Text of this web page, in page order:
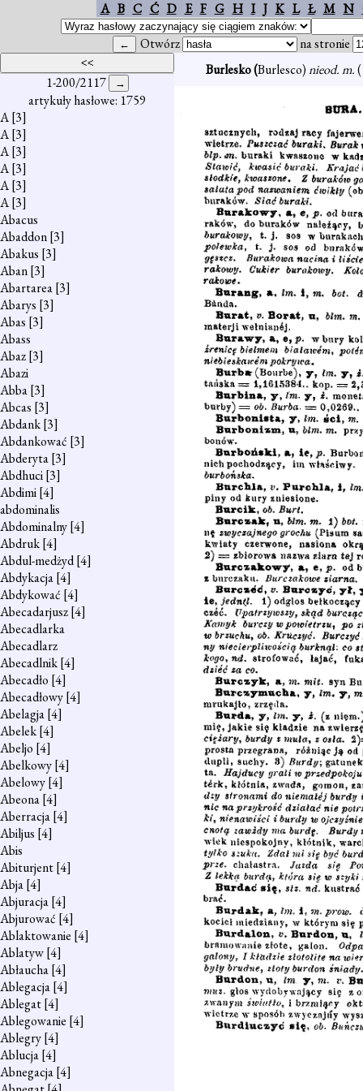
A B C Ć D E F G H I J K L Ł M N
Otwórz na stronie
1-200/2117
artykuły hasłowe: 1759
A[3]
A[3]
A[3]
A[3]
A[3]
A[3]
Abacus
Abaddon[3]
Abakus [3]
Aban[3]
Abartarea[3]
Abarys [3]
Abas [3]
Abass
Abaz[3]
Abazi
Abba[3]
Abcas [3]
Abdank[3]
Abdankować [3]
Abderyta[3]
Abdhuci[3]
Abdimi[4]
abdominalis
Abdominalny[4]
Abdruk[4]
Abdul-medżyd[4]
Abdykacja[4]
Abdykować [4]
Abecadarjusz[4]
Abecadlarka
Abecadlarz
Abecadlnik[4]
Abecadło [4]
Abecadłowy[4]
Abelagja[4]
Abelek[4]
Abeljo [4]
Abelkowy[4]
Abelowy[4]
Abeona[4]
Aberracja[4]
Abiljus [4]
Abis
Abiturjent[4]
Abja[4]
Abjuracja[4]
Abjurować [4]
Ablaktowanie [4]
Ablatyw[4]
Abłaucha[4]
Ablegacja[4]
Ablegat[4]
Ablegowanie [4]
Ablegry[4]
Ablucja[4]
Abnegacja[4]
Burlesko (Burlesco)nieod. m.